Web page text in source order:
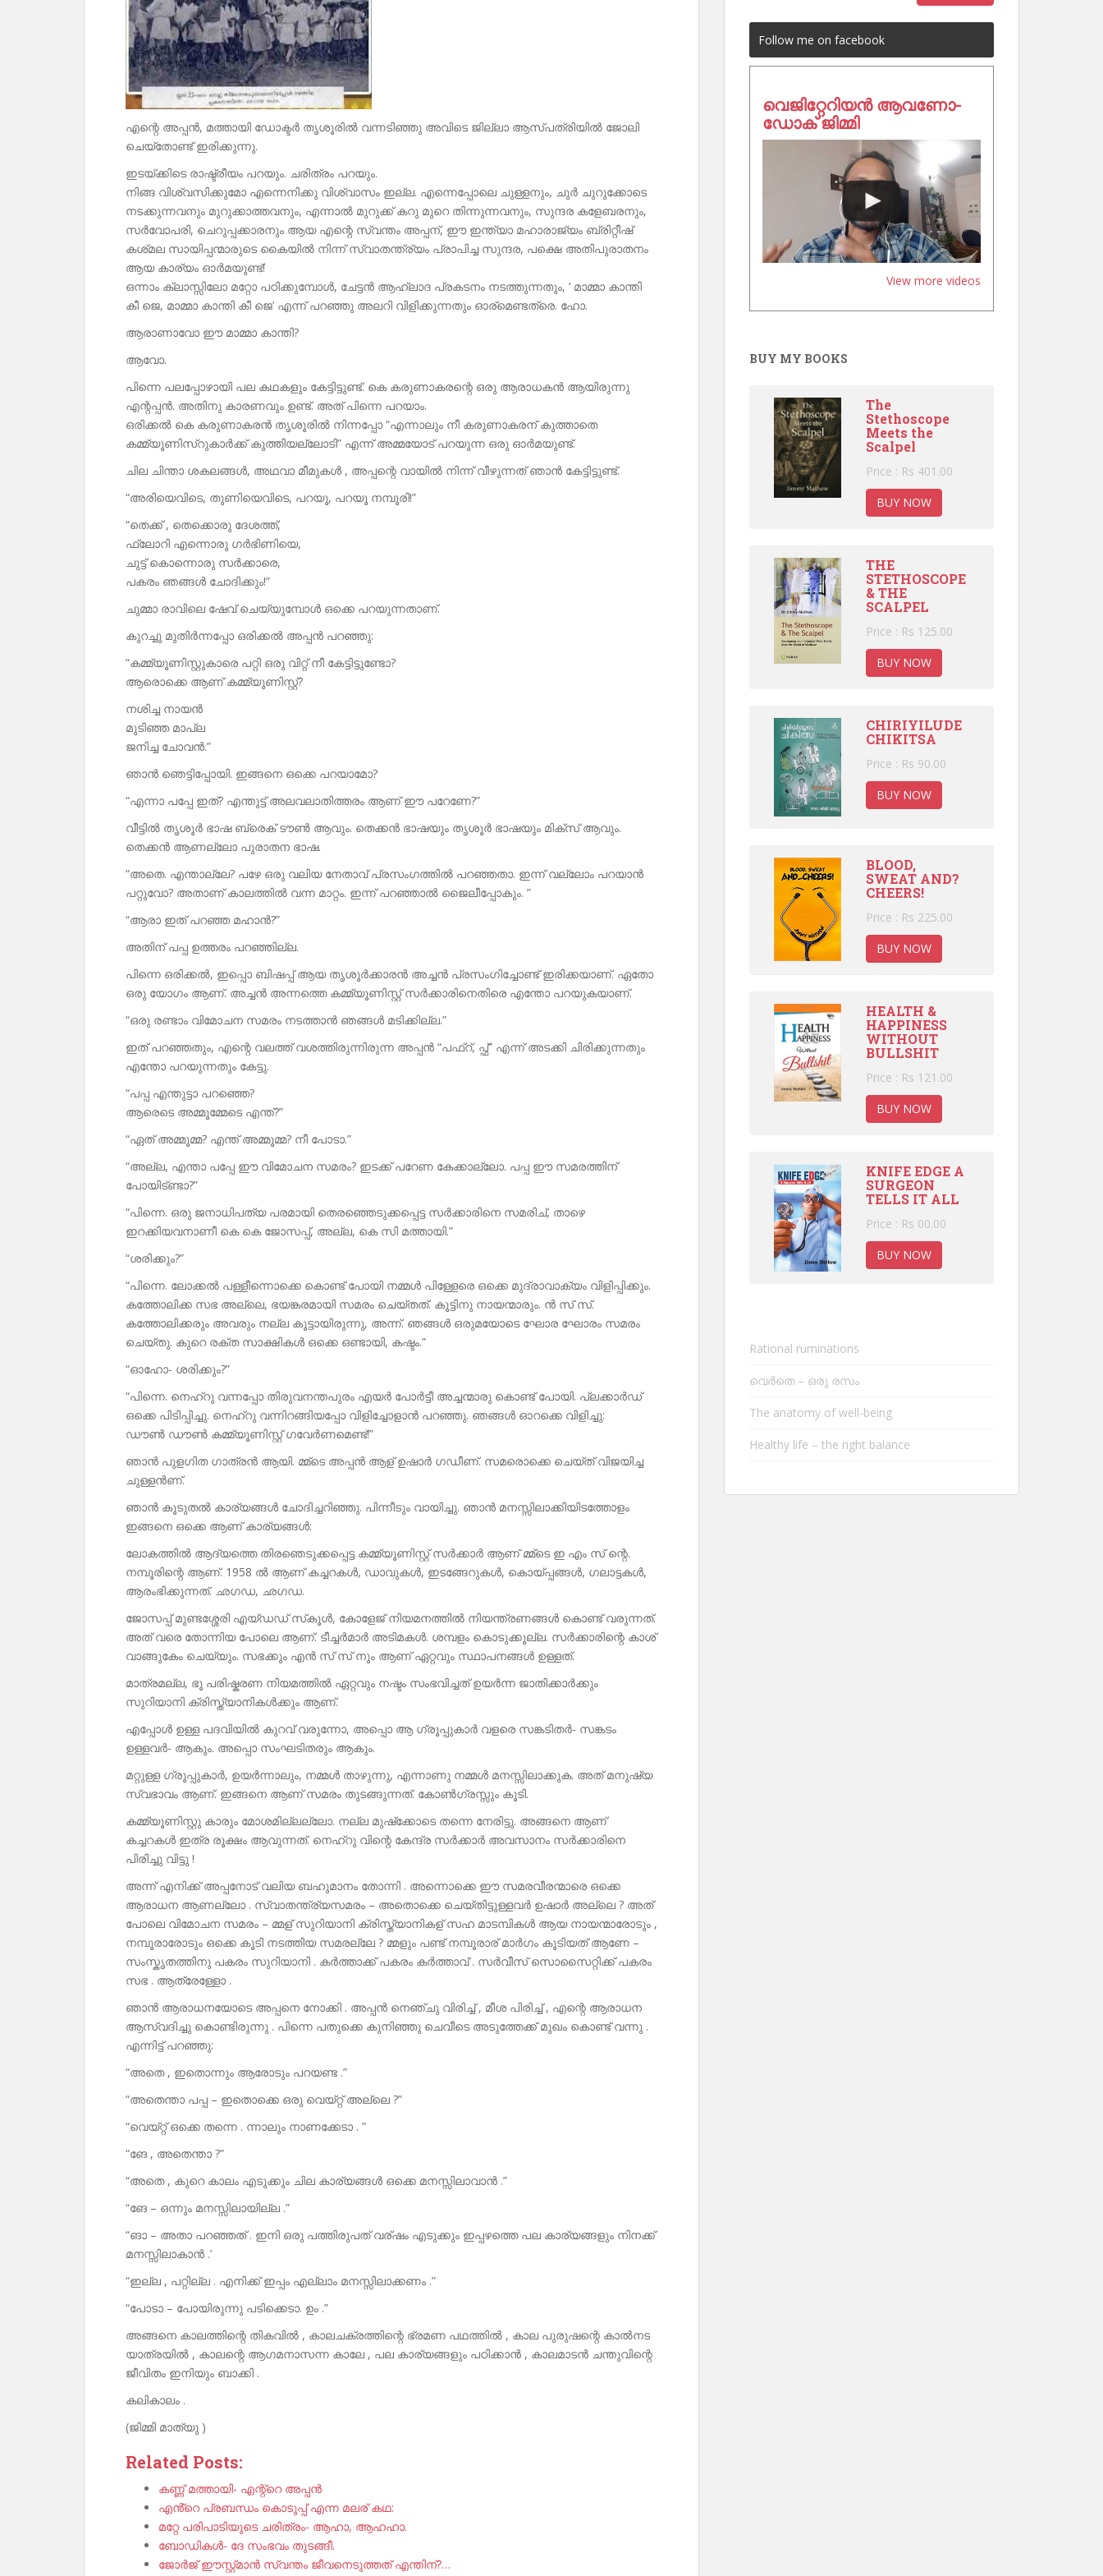
എന്റെ അപ്പൻ, മത്തായി ഡോക്ടർ തൃശൂരിൽ വന്നടിഞ്ഞു അവിടെ ജില്ലാ ആസ്പത്രിയിൽ ജോലി
ചെയ്തോണ്ട് ഇരിക്കുന്നു.
ഇടയ്ക്കിടെ രാഷ്ട്രീയം പറയും. ചരിത്രം പറയും.
നിങ്ങ വിശ്വസിക്കുമോ എന്നെനിക്കു വിശ്വാസം ഇല്ല. എന്നെപ്പോലെ ചുള്ളനും, ചുർ ചുറുക്കോടെ
നടക്കുന്നവനും മുറുക്കാത്തവനും, എന്നാൽ മുറുക്ക് കറു മുറെ തിന്നുന്നവനും, സുന്ദര കളേബരനും,
സർവോപരി, ചെറുപ്പക്കാരനും ആയ എന്റെ സ്വന്തം അപ്പന്, ഈ ഇന്ത്യാ മഹാരാജ്യം ബ്രിറ്റീഷ്
കശ്‌മല സായിപ്പന്മാരുടെ കൈയിൽ നിന്ന് സ്വാതന്ത്ര്യം പ്രാപിച്ച സുന്ദര, പക്ഷെ അതിപുരാതനം
ആയ കാര്യം ഓർമയുണ്ട്!
ഒന്നാം ക്ലാസ്സിലോ മറ്റോ പഠിക്കുമ്പോൾ, ചേട്ടൻ ആഹ്ലാദ പ്രകടനം നടത്തുന്നതും, ‘ മാമ്മാ കാന്തി
കീ ജെ, മാമ്മാ കാന്തി കീ ജെ’ എന്ന് പറഞ്ഞു അലറി വിളിക്കുന്നതും ഓര്മെണ്ടത്രെ. ഹോ.
ആരാണാവോ ഈ മാമ്മാ കാന്തി?
ആവോ.
പിന്നെ പലപ്പോഴായി പല കഥകളും കേട്ടിട്ടുണ്ട്. കെ കരുണാകരന്റെ ഒരു ആരാധകൻ ആയിരുന്നു
എന്റപ്പൻ. അതിനു കാരണവും ഉണ്ട്. അത് പിന്നെ പറയാം.
ഒരിക്കൽ കെ കരുണാകരൻ തൃശൂരിൽ നിന്നപ്പോ “എന്നാലും നീ കരുണാകരന് കുത്താതെ
കമ്മ്യൂണിസ്റുകാർക്ക് കുത്തിയല്ലോടി” എന്ന് അമ്മയോട് പറയുന്ന ഒരു ഓർമയുണ്ട്.
ചില ചിന്താ ശകലങ്ങൾ, അഥവാ മീമുകൾ , അപ്പന്റെ വായിൽ നിന്ന് വീഴുന്നത് ഞാൻ കേട്ടിട്ടുണ്ട്.
“അരിയെവിടെ, തുണിയെവിടെ, പറയൂ, പറയൂ നമ്പൂരി!”
“തെക്ക് , തെക്കൊരു ദേശത്ത്,
ഫ്ലോറി എന്നൊരു ഗർഭിണിയെ,
ചുട്ട് കൊന്നൊരു സർക്കാരെ,
പകരം ഞങ്ങൾ ചോദിക്കും!”
ചുമ്മാ രാവിലെ ഷേവ് ചെയ്യുമ്പോൾ ഒക്കെ പറയുന്നതാണ്.
കുറച്ചു മുതിർന്നപ്പോ ഒരിക്കൽ അപ്പൻ പറഞ്ഞു:
“കമ്മ്യൂണിസ്റ്റുകാരെ പറ്റി ഒരു വിറ്റ് നീ കേട്ടിട്ടുണ്ടോ?
ആരൊക്കെ ആണ് കമ്മ്യൂണിസ്റ്റ്?
നശിച്ച നായൻ
മുടിഞ്ഞ മാപ്ല
ജനിച്ച ചോവൻ.”
ഞാൻ ഞെട്ടിപ്പോയി. ഇങ്ങനെ ഒക്കെ പറയാമോ?
“എന്നാ പപ്പേ ഇത്? എന്തുട്ട് അലവലാതിത്തരം ആണ് ഈ പറേണേ?”
വീട്ടിൽ തൃശൂർ ഭാഷ ബ്രെക് ടൗൺ ആവും. തെക്കൻ ഭാഷയും തൃശൂർ ഭാഷയും മിക്സ് ആവും.
തെക്കൻ ആണല്ലോ പുരാതന ഭാഷ.
“അതെ. എന്താല്ലേ? പഴേ ഒരു വലിയ നേതാവ് പ്രസംഗത്തിൽ പറഞ്ഞതാ. ഇന്ന് വല്ലോം പറയാൻ
പറ്റുവോ? അതാണ് കാലത്തിൽ വന്ന മാറ്റം. ഇന്ന് പറഞ്ഞാൽ ജൈലീപ്പോകും. ”
“ആരാ ഇത് പറഞ്ഞ മഹാൻ?”
അതിന് പപ്പ ഉത്തരം പറഞ്ഞില്ല.
പിന്നെ ഒരിക്കൽ, ഇപ്പൊ ബിഷപ്പ് ആയ തൃശൂർക്കാരൻ അച്ചൻ പ്രസംഗിച്ചോണ്ട് ഇരിക്കയാണ്. ഏതോ
ഒരു യോഗം ആണ്. അച്ചൻ അന്നത്തെ കമ്മ്യൂണിസ്റ്റ് സർക്കാരിനെതിരെ എന്തോ പറയുകയാണ്.
“ഒരു രണ്ടാം വിമോചന സമരം നടത്താൻ ഞങ്ങൾ മടിക്കില്ല.”
ഇത് പറഞ്ഞതും, എന്റെ വലത്ത് വശത്തിരുന്നിരുന്ന അപ്പൻ “പഫ്റ്, പ്ഫ്” എന്ന് അടക്കി ചിരിക്കുന്നതും
എന്തോ പറയുന്നതും കേട്ടു.
“പപ്പ എന്തുട്ടാ പറഞ്ഞെ?
ആരെടെ അമ്മൂമ്മേടെ എന്ത്?”
“ഏത് അമ്മൂമ്മ? എന്ത് അമ്മൂമ്മ? നീ പോടാ.”
“അല്ല, എന്താ പപ്പേ ഈ വിമോചന സമരം? ഇടക്ക് പറേണ കേക്കാല്ലോ. പപ്പ ഈ സമരത്തിന്
പോയിട്ണ്ടാ?”
“പിന്നെ. ഒരു ജനാധിപത്യ പരമായി തെരഞ്ഞെടുക്കപ്പെട്ട സർക്കാരിനെ സമരിച്, താഴെ
ഇറക്കിയവനാണീ കെ കെ ജോസപ്പ്, അല്ല, കെ സി മത്തായി.”
“ശരിക്കും?”
“പിന്നെ. ലോക്കൽ പള്ളീന്നൊക്കെ കൊണ്ട് പോയി നമ്മൾ പിള്ളേരെ ഒക്കെ മുദ്രാവാക്യം വിളിപ്പിക്കും.
കത്തോലിക്ക സഭ അല്ലെ, ഭയങ്കരമായി സമരം ചെയ്തത്. കൂട്ടിനു നായന്മാരും. ൻ സ് സ്.
കത്തോലിക്കരും അവരും നല്ല കൂട്ടായിരുന്നു, അന്ന്. ഞങ്ങൾ ഒരുമയോടെ ഘോര ഘോരം സമരം
ചെയ്തു. കുറെ രക്ത സാക്ഷികൾ ഒക്കെ ഒണ്ടായി, കഷ്ടം.”
“ഓഹോ- ശരിക്കും?”
“പിന്നെ. നെഹ്റു വന്നപ്പോ തിരുവനന്തപുരം എയർ പോർട്ടീ അച്ചന്മാരു കൊണ്ട് പോയി. പ്ലക്കാർഡ്
ഒക്കെ പിടിപ്പിച്ചു. നെഹ്റു വന്നിറങ്ങിയപ്പോ വിളിച്ചോളാൻ പറഞ്ഞു. ഞങ്ങൾ ഓറക്കെ വിളിച്ചു:
ഡൗൺ ഡൗൺ കമ്മ്യൂണിസ്റ്റ് ഗവേർണമെണ്ട്!”
ഞാൻ പുളഗിത ഗാത്രൻ ആയി. മ്മ്‌ടെ അപ്പൻ ആള് ഉഷാർ ഗഡീണ്. സമരൊക്കെ ചെയ്ത് വിജയിച്ച
ചുള്ളൻണ്.
ഞാൻ കൂടുതൽ കാര്യങ്ങൾ ചോദിച്ചറിഞ്ഞു. പിന്നീടും വായിച്ചു. ഞാൻ മനസ്സിലാക്കിയിടത്തോളം
ഇങ്ങനെ ഒക്കെ ആണ് കാര്യങ്ങൾ:
ലോകത്തിൽ ആദ്യത്തെ തിരഞെടുക്കപ്പെട്ട കമ്മ്യൂണിസ്റ്റ് സർക്കാർ ആണ് മ്മ്‌ടെ ഇ എം സ് ന്റെ.
നമ്പൂരിന്റെ ആണ്. 1958 ൽ ആണ് കച്ചറകൾ, ഡാവുകൾ, ഇടങ്ങേറുകൾ, കൊയ്പ്പങ്ങൾ, ഗലാട്ടകൾ,
ആരംഭിക്കുന്നത്. ഛഗഡ, ഛഗഡ.
ജോസപ്പ് മുണ്ടശ്ശേരി എയ്ഡഡ് സ്‌കൂൾ, കോളേജ് നിയമനത്തിൽ നിയന്ത്രണങ്ങൾ കൊണ്ട് വരുന്നത്.
അത് വരെ തോന്നിയ പോലെ ആണ്. ടീച്ചർമാർ അടിമകൾ. ശമ്പളം കൊടുക്കൂല്ല. സർക്കാരിന്റെ കാശ്
വാങ്ങുകേം ചെയ്യും. സഭക്കും എൻ സ് സ് നും ആണ് ഏറ്റവും സ്ഥാപനങ്ങൾ ഉള്ളത്.
മാത്രമല്ല, ഭൂ പരിഷ്കരണ നിയമത്തിൽ ഏറ്റവും നഷ്ടം സംഭവിച്ചത് ഉയർന്ന ജാതിക്കാർക്കും
സുറിയാനി ക്രിസ്ത്യാനികൾക്കും ആണ്.
എപ്പോൾ ഉള്ള പദവിയിൽ കുറവ് വരുന്നോ, അപ്പൊ ആ ഗ്രൂപ്പുകാർ വളരെ സങ്കടിതർ- സങ്കടം
ഉള്ളവർ- ആകും. അപ്പൊ സംഘടിതരും ആകും.
മറ്റുള്ള ഗ്രൂപ്പുകാർ, ഉയർന്നാലും, നമ്മൾ താഴുന്നു, എന്നാണു നമ്മൾ മനസ്സിലാക്കുക. അത് മനുഷ്യ
സ്വഭാവം ആണ്. ഇങ്ങനെ ആണ് സമരം തുടങ്ങുന്നത്. കോൺഗ്രസ്സും കൂടി.
കമ്മ്യൂണിസ്റ്റു കാരും മോശമില്ലല്ലോ. നല്ല മുഷ്‌ക്കോടെ തന്നെ നേരിട്ടു. അങ്ങനെ ആണ്
കച്ചറകൾ ഇത്ര രൂക്ഷം ആവുന്നത്. നെഹ്റു വിന്റെ കേന്ദ്ര സർക്കാർ അവസാനം സർക്കാരിനെ
പിരിച്ചു വിട്ടു !
അന്ന് എനിക്ക് അപ്പനോട് വലിയ ബഹുമാനം തോന്നി . അന്നൊക്കെ ഈ സമരവീരന്മാരെ ഒക്കെ
ആരാധന ആണല്ലോ . സ്വാതന്ത്ര്യസമരം – അതൊക്കെ ചെയ്തിട്ടുള്ളവർ ഉഷാർ അല്ലെ ? അത്
പോലെ വിമോചന സമരം – മ്മള് സുറിയാനി ക്രിസ്ത്യാനികള് സഹ മാടമ്പികൾ ആയ നായന്മാരോടും ,
നമ്പൂരാരോടും ഒക്കെ കൂടി നടത്തിയ സമരല്ലേ ? മ്മളും പണ്ട് നമ്പൂരാര് മാർഗം കൂടിയത് ആണേ –
സംസ്കൃതത്തിനു പകരം സുറിയാനി . കർത്താക്ക് പകരം കർത്താവ് . സർവീസ് സൊസൈറ്റിക്ക് പകരം
സഭ . ആത്രേള്ളോ .
ഞാൻ ആരാധനയോടെ അപ്പനെ നോക്കി . അപ്പൻ നെഞ്ചു വിരിച്ച് , മീശ പിരിച്ച് , എന്റെ ആരാധന
ആസ്വദിച്ചു കൊണ്ടിരുന്നു . പിന്നെ പതുക്കെ കുനിഞ്ഞു ചെവീടെ അടുത്തേക്ക് മുഖം കൊണ്ട് വന്നു .
എന്നിട്ട് പറഞ്ഞു:
“അതെ , ഇതൊന്നും ആരോടും പറയണ്ട .”
“അതെന്താ പപ്പ – ഇതൊക്കെ ഒരു വെയ്റ്റ് അല്ലെ ?”
“വെയ്റ്റ് ഒക്കെ തന്നെ . ന്നാലും നാണക്കേടാ . ”
“ങേ , അതെന്താ ?”
“അതെ , കുറെ കാലം എടുക്കും ചില കാര്യങ്ങൾ ഒക്കെ മനസ്സിലാവാൻ .”
“ങേ – ഒന്നും മനസ്സിലായില്ല .”
“ങാ – അതാ പറഞ്ഞത് . ഇനി ഒരു പത്തിരുപത് വര്ഷം എടുക്കും ഇപ്പഴത്തെ പല കാര്യങ്ങളും നിനക്ക്
മനസ്സിലാകാൻ .’
“ഇല്ല , പറ്റില്ല . എനിക്ക് ഇപ്പം എല്ലാം മനസ്സിലാക്കണം .”
“പോടാ – പോയിരുന്നു പടിക്കെടാ. ഉം .”
അങ്ങനെ കാലത്തിന്റെ തികവിൽ , കാലചക്രത്തിന്റെ ഭ്രമണ പഥത്തിൽ , കാല പുരുഷന്റെ കാൽനട
യാത്രയിൽ , കാലന്റെ ആഗമനാസന്ന കാലേ , പല കാര്യങ്ങളും പഠിക്കാൻ , കാലമാടൻ ചന്തുവിന്റെ
ജീവിതം ഇനിയും ബാക്കി .
കലികാലം .
(ജിമ്മി മാത്യു )
Related Posts:
കണ്ണ് മത്തായി- എന്റ്റെ അപ്പൻ
എൻ്റെ പ്രബന്ധം കൊടുപ്പ് എന്ന മലര് കഥ:
മറ്റേ പരിപാടിയുടെ ചരിത്രം- ആഹാ, ആഹഹാ.
ബോഡികൾ- ദേ സംഭവം തുടങ്ങീ.
ജോർജ് ഈസ്റ്റ്മാൻ സ്വന്തം ജീവനെടുത്തത് എന്തിന്?…
Follow me on facebook
വെജിറ്റേറിയൻ ആവണോ-
ഡോക് ജിമ്മി
View more videos
BUY MY BOOKS
The
Stethoscope
Meets the
Scalpel
Price : Rs 401.00
BUY NOW
THE
STETHOSCOPE
& THE
SCALPEL
Price : Rs 125.00
BUY NOW
CHIRIYILUDE
CHIKITSA
Price : Rs 90.00
BUY NOW
BLOOD,
SWEAT AND?
CHEERS!
Price : Rs 225.00
BUY NOW
HEALTH &
HAPPINESS
WITHOUT
BULLSHIT
Price : Rs 121.00
BUY NOW
KNIFE EDGE A
SURGEON
TELLS IT ALL
Price : Rs 00.00
BUY NOW
Rational ruminations
വെർതെ – ഒരു രസം
The anatomy of well-being
Healthy life – the right balance